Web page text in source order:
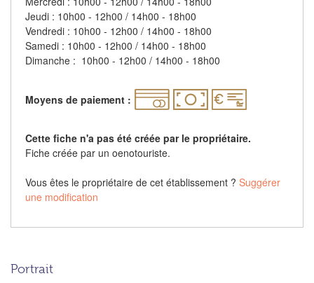
Jeudi : 10h00 - 12h00 / 14h00 - 18h00
Vendredi : 10h00 - 12h00 / 14h00 - 18h00
Samedi : 10h00 - 12h00 / 14h00 - 18h00
Dimanche : 10h00 - 12h00 / 14h00 - 18h00
Moyens de paiement :
Cette fiche n'a pas été créée par le propriétaire.
Fiche créée par un oenotouriste.
Vous êtes le propriétaire de cet établissement ? Suggérer
une modification
Portrait